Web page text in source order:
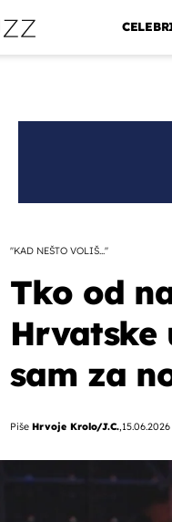
''KAD NEŠTO VOLIŠ...''
Tko od
Hrvatske
sam za
Piše Hrvoje Krolo/J.C.,15.06.2026